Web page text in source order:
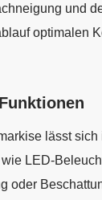
und
optimalen
lässt
LED-
oder